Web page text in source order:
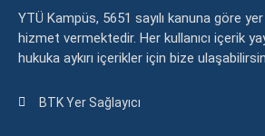
YTÜ Kampüs, 5651 sayılı kanuna göre
hizmet vermektedir. Her kullanıcı içerik
hukuka aykırı içerikler için bize
BTK Yer Sağlayıcı